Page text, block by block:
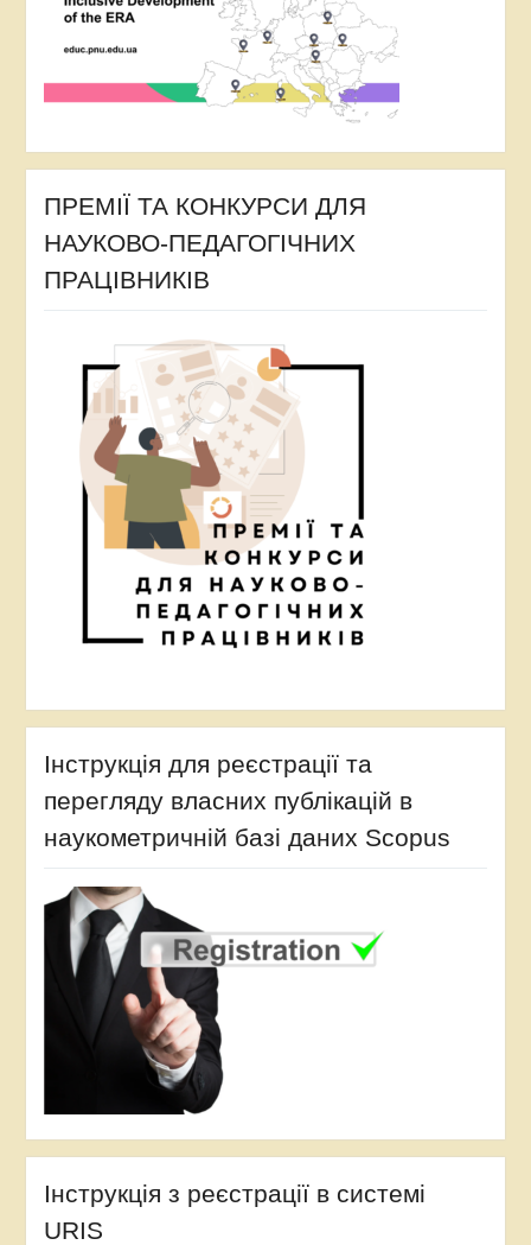
ПРЕМІЇ ТА КОНКУРСИ ДЛЯ
НАУКОВО-ПЕДАГОГІЧНИХ
ПРАЦІВНИКІВ
Інструкція для реєстрації та
перегляду власних публікацій в
наукометричній базі даних Scopus
Інструкція з реєстрації в системі
URIS